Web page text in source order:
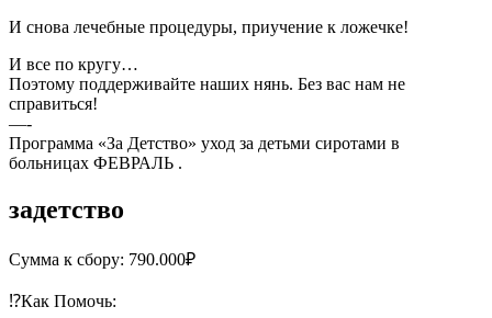
И снова лечебные процедуры, приучение к ложечке!
И все по кругу…
Поэтому поддерживайте наших нянь. Без вас нам не
справиться!
—-
Программа «За Детство» уход за детьми сиротами в
больницах ФЕВРАЛЬ .
задетство
Сумма к сбору: 790.000₽
⁉️Как Помочь: